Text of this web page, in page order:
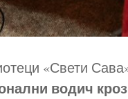
«Свети
водич